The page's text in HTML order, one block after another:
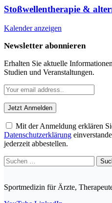
Stoßwellentherapie &
Kalender anzeigen
Newsletter abonnieren
Erhalten Sie aktuelle
Studien und Veranstaltungen.
Mit der Anmeldung erklären
Datenschutzerklärung
jederzeit abbestellen.
Suchen
nach:
Sportmedizin für Ärzte,